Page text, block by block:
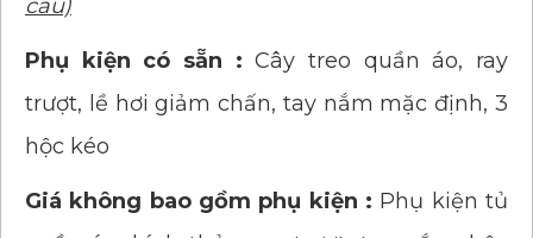
cầu)
Phụ kiện có sẵn : Cây treo quần áo, ray
trượt, lề hơi giảm chấn, tay nắm mặc định, 3
hộc kéo
Giá không bao gồm phụ kiện : Phụ kiện tủ